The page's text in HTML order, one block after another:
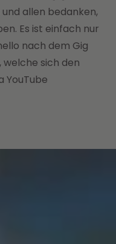
allen bedanken,
Es ist einfach nur
nach dem Gig
welche sich den
YouTube